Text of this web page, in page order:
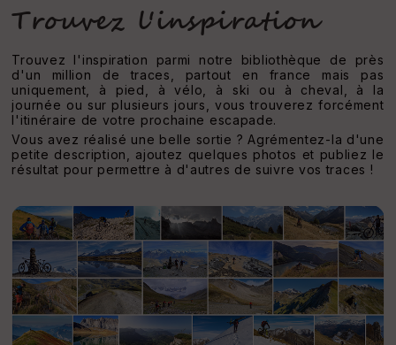
Trouvez l'inspiration
Trouvez l'inspiration parmi notre bibliothèque de près
d'un million de traces, partout en france mais pas
uniquement, à pied, à vélo, à ski ou à cheval, à la
journée ou sur plusieurs jours, vous trouverez forcément
l'itinéraire de votre prochaine escapade.
Vous avez réalisé une belle sortie ? Agrémentez-la d'une
petite description, ajoutez quelques photos et publiez le
résultat pour permettre à d'autres de suivre vos traces !